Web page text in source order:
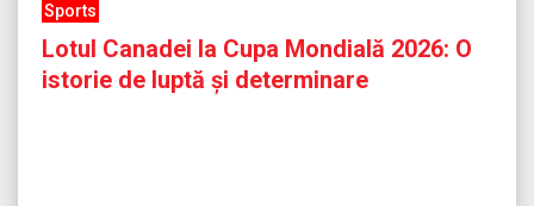
Sports
Lotul Canadei la Cupa Mondială 2026: O
istorie de luptă și determinare